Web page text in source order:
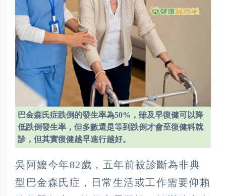
巴金森氏症跌倒的發生率為50%，雖及早復健可以降
低跌倒發生率，但多數還是等到跌倒才會至復健科就
診，但其實復健越早進行越好。
吳阿嬤今年82歲，五年前被診斷為非典
型巴金森氏症，日常生活或工作需要仰賴